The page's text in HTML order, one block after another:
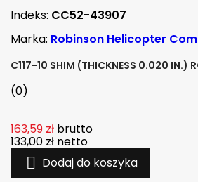
Indeks: CC52-43907
Marka: Robinson Helicopter
C117-10 SHIM (THICKNESS 0.020 IN.)
(0)
163,59 zł brutto
133,00 zł netto
 Dodaj do koszyka